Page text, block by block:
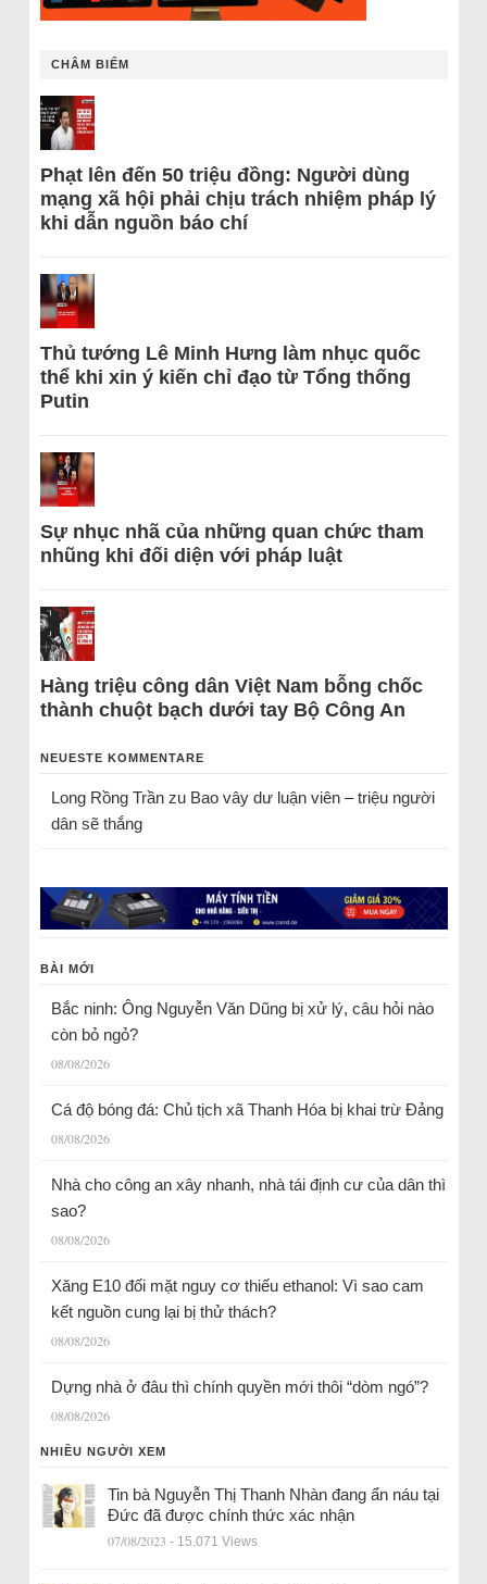
CHÂM BIẾM
Phạt lên đến 50 triệu đồng: Người dùng
mạng xã hội phải chịu trách nhiệm pháp lý
khi dẫn nguồn báo chí
Thủ tướng Lê Minh Hưng làm nhục quốc
thể khi xin ý kiến chỉ đạo từ Tổng thống
Putin
Sự nhục nhã của những quan chức tham
nhũng khi đối diện với pháp luật
Hàng triệu công dân Việt Nam bỗng chốc
thành chuột bạch dưới tay Bộ Công An
NEUESTE KOMMENTARE
Long Rồng Trầnzu Bao vây dư luận viên – triệu người
dân sẽ thắng
BÀI MỚI
Bắc ninh: Ông Nguyễn Văn Dũng bị xử lý, câu hỏi nào
còn bỏ ngỏ?
08/08/2026
Cá độ bóng đá: Chủ tịch xã Thanh Hóa bị khai trừ Đảng
08/08/2026
Nhà cho công an xây nhanh, nhà tái định cư của dân thì
sao?
08/08/2026
Xăng E10 đối mặt nguy cơ thiếu ethanol: Vì sao cam
kết nguồn cung lại bị thử thách?
08/08/2026
Dựng nhà ở đâu thì chính quyền mới thôi “dòm ngó”?
08/08/2026
NHIỀU NGƯỜI XEM
Tin bà Nguyễn Thị Thanh Nhàn đang ẩn náu tại
Đức đã được chính thức xác nhận
07/08/2023 - 15.071 Views